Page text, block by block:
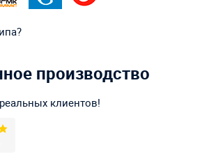
производство
клиентов!